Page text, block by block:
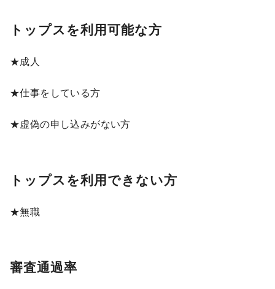
トップスを利用可能な方
★成人
★仕事をしている方
★虚偽の申し込みがない方
トップスを利用できない方
★無職
審査通過率